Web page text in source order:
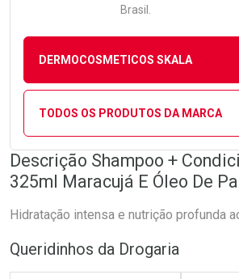
Brasil.
DERMOCOSMETICOS SKALA
TODOS OS PRODUTOS DA MARCA
Descrição Shampoo +
325ml Maracujá E Óleo De
Hidratação intensa e nutrição profunda
Queridinhos da Drogaria